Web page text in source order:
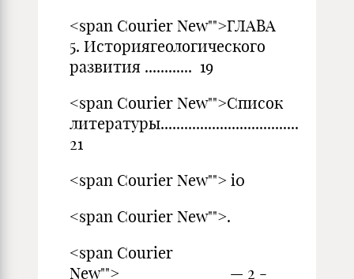
<span Courier New"">ГЛАВА
5. Историягеологического
развития ............ 19
<span Courier New"">Список
литературы...................................
21
<span Courier New""> i0
<span Courier New"">.
<span Courier
New""> — 2 -